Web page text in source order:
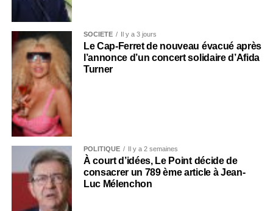
SOCIÉTÉ Il y a 3 jours
Le Cap-Ferret de nouveau évacué après
l’annonce d’un concert solidaire d’Afida
Turner
POLITIQUE Il y a 2 semaines
À court d’idées, Le Point décide de
consacrer un 789 ème article à Jean-
Luc Mélenchon